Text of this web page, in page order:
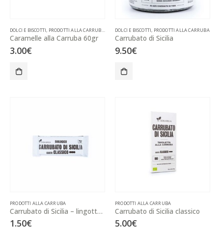
DOLCI E BISCOTTI, PRODOTTI ALLA CARRUBA , PRODOTTI TIPICI
Caramelle alla Carruba 60gr
3.00€
DOLCI E BISCOTTI, PRODOTTI ALLA CARRUBA
Carrubato di Sicilia
9.50€
PRODOTTI ALLA CARRUBA
Carrubato di Sicilia – lingotto da 15g
1.50€
PRODOTTI ALLA CARRUBA
Carrubato di Sicilia classico
5.00€